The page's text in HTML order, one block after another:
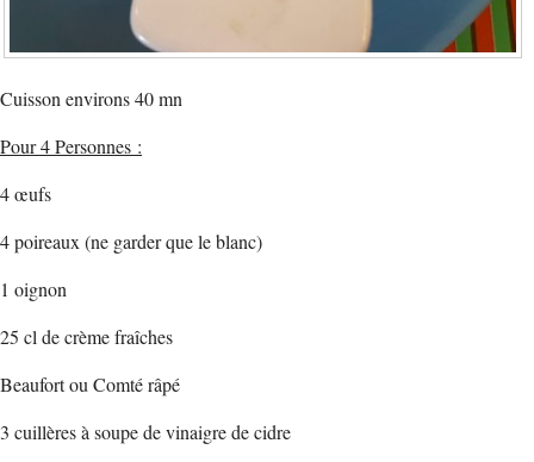
Cuisson environs 40 mn
Pour 4 Personnes :
4 œufs
4 poireaux (ne garder que le blanc)
1 oignon
25 cl de crème fraîches
Beaufort ou Comté râpé
3 cuillères à soupe de vinaigre de cidre